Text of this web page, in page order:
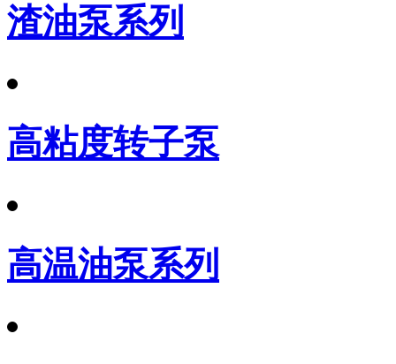
渣油泵系列
高粘度转子泵
高温油泵系列